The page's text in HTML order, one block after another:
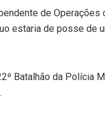
de Operações
estaria de posse de
Batalhão da Polícia